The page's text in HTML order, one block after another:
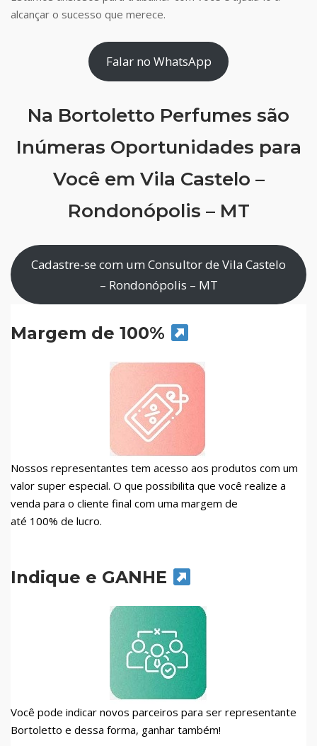
alcançar o sucesso que merece.
Falar no WhatsApp
Na Bortoletto Perfumes são
Inúmeras Oportunidades para
Você em Vila Castelo –
Rondonópolis – MT
Cadastre-se com um Consultor de Vila Castelo
– Rondonópolis – MT
Margem de 100%
Nossos representantes tem acesso aos produtos com um
valor super especial. O que possibilita que você realize a
venda para o cliente final com uma margem de
até 100% de lucro.
Indique e GANHE
Você pode indicar novos parceiros para ser representante
Bortoletto e dessa forma, ganhar também!